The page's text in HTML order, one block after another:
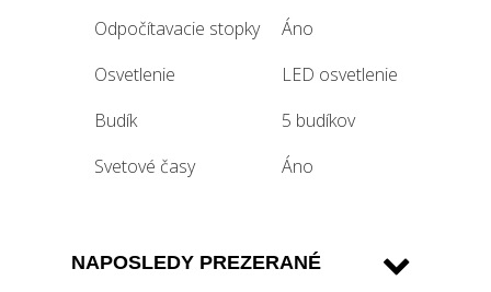
Odpočítavacie stopky
Áno
Osvetlenie
LED osvetlenie
Budík
5 budíkov
Svetové časy
Áno
NAPOSLEDY PREZERANÉ